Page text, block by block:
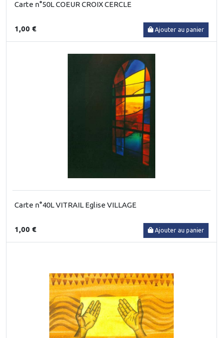
Carte n°50L COEUR CROIX CERCLE
1,00 € Ajouter au panier
Carte n°40L VITRAIL Eglise VILLAGE
1,00 € Ajouter au panier